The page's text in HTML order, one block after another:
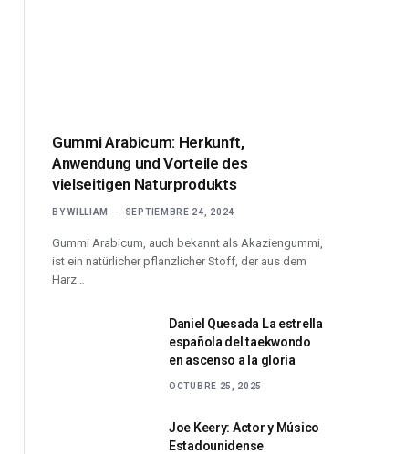
Gummi Arabicum: Herkunft,
Anwendung und Vorteile des
vielseitigen Naturprodukts
BY WILLIAM SEPTIEMBRE 24, 2024
Gummi Arabicum, auch bekannt als Akaziengummi,
ist ein natürlicher pflanzlicher Stoff, der aus dem
Harz…
Daniel Quesada La estrella
española del taekwondo
en ascenso a la gloria
OCTUBRE 25, 2025
Joe Keery: Actor y Músico
Estadounidense